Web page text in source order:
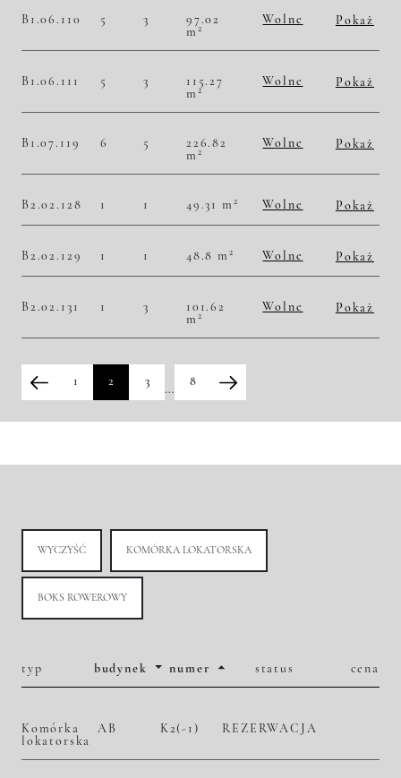
B1.06.110 5 3
97.02
m 2
Wolne
Pokaż
B1.06.111 5 3
115.27
m 2
Wolne
Pokaż
B1.07.119 6 5
226.82
m 2
Wolne
Pokaż
B2.02.128 1 1 49.31 m 2 Wolne
Pokaż
B2.02.129 1 1 48.8 m 2 Wolne
Pokaż
B2.02.131 1 3
101.62
m 2
Wolne
Pokaż
1 2 3
…
8
WYCZYŚĆ KOMÓRKA LOKATORSKA
BOKS ROWEROWY
typ budynek numer status cena
Komórka
lokatorska
AB K2(-1) REZERWACJA